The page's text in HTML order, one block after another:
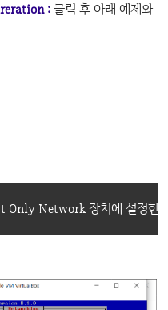
:클릭 후 아래 예제와
Network 장치에 설정한